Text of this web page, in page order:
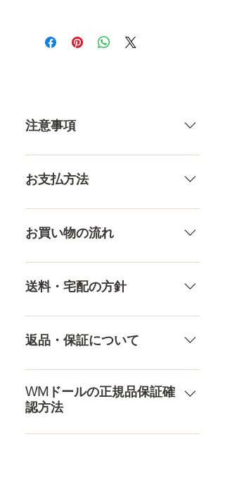
ている製品なので、商品により
寸の誤差はご了承下さい。
注意事項
一体一体ハンドメイドで製造して
いる製品なので、商品により個体
ざいます。また、測る場所や測り
方でも多少の誤差があります。当
店採寸による実寸の誤差はご了承
ください。
お支払方法
メール、チャット（サイト下
部）、お電話やLINEで各種ご質問
銀行振込、クレジットカードなど
様々な決済方法に対応でき、お支
払いが超カンタン！ お支払方法を
もっとみる
お買い物の流れ
多種多様な品ぞろえ！工場と直接
やり取りをしているため、当店に
TPE素材、シリコン素材、上半身、
下半身、男性ドールや男の娘ドー
ルまで、ドールのパーツや収納用
品もご用意しております。 お買い
物の流れをもっと見る
送料・宅配の方針
送料は全国一律送料無料！宅配テ
ロ一斉無し！外箱には商品の中身
は一切されておりません。 送料・
配送の方針をもっと見る
返品・保証について
ドールのメイク直しなど充実した
アフターサービスを提供、最後ま
で対応いたします。 返品・保証を
WMドールの正規品保証確
認方法
コチラからWMドール様の公式サ